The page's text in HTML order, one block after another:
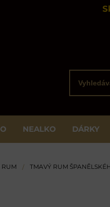
NEALKO DÁRKY
RUM / TMAVÝ RUM